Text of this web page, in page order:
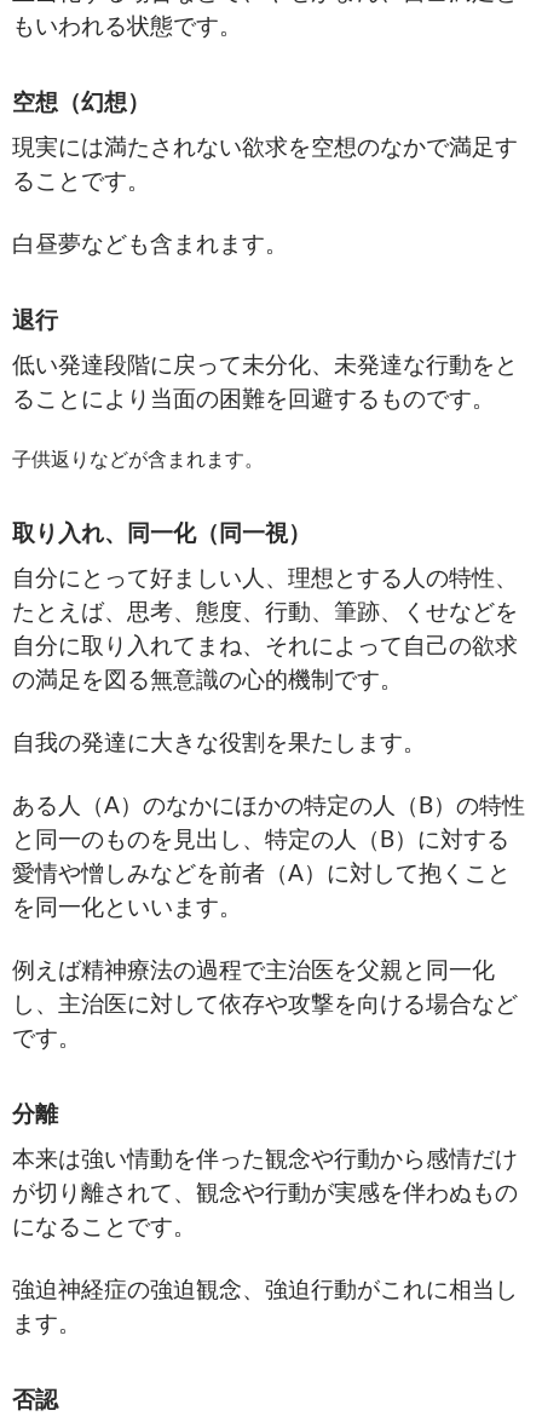
もいわれる状態です。
空想（幻想）
現実には満たされない欲求を空想のなかで満足す
ることです。
白昼夢なども含まれます。
退行
低い発達段階に戻って未分化、未発達な行動をと
ることにより当面の困難を回避するものです。
子供返りなどが含まれます。
取り入れ、同一化（同一視）
自分にとって好ましい人、理想とする人の特性、
たとえば、思考、態度、行動、筆跡、くせなどを
自分に取り入れてまね、それによって自己の欲求
の満足を図る無意識の心的機制です。
自我の発達に大きな役割を果たします。
ある人（A）のなかにほかの特定の人（B）の特性
と同一のものを見出し、特定の人（B）に対する
愛情や憎しみなどを前者（A）に対して抱くこと
を同一化といいます。
例えば精神療法の過程で主治医を父親と同一化
し、主治医に対して依存や攻撃を向ける場合など
です。
分離
本来は強い情動を伴った観念や行動から感情だけ
が切り離されて、観念や行動が実感を伴わぬもの
になることです。
強迫神経症の強迫観念、強迫行動がこれに相当し
ます。
否認